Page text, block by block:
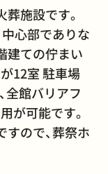
施設です。
心部でありな
建ての佇まい
12室 駐車場
全館バリアフ
が可能です。
すので、葬祭ホ